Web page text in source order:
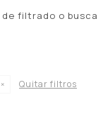
filtrado o busca
Quitar filtros